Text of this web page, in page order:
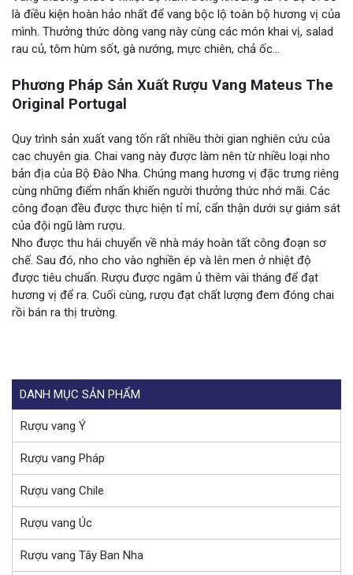
là điều kiện hoàn hảo nhất để vang bộc lộ toàn bộ hương vị của
mình. Thưởng thức dòng vang này cùng các món khai vị, salad
rau củ, tôm hùm sốt, gà nướng, mực chiên, chả ốc…
Phương Pháp Sản Xuất Rượu Vang Mateus The
Original Portugal
Quy trình sản xuất vang tốn rất nhiều thời gian nghiên cứu của
cac chuyên gia. Chai vang này được làm nên từ nhiều loại nho
bản địa của Bộ Đào Nha. Chúng mang hương vị đặc trưng riêng
cùng những điểm nhấn khiến người thưởng thức nhớ mãi. Các
công đoạn đều được thực hiện tỉ mỉ, cẩn thận dưới sự giám sát
của đội ngũ làm rượu.
Nho được thu hái chuyển về nhà máy hoàn tất công đoạn sơ
chế. Sau đó, nho cho vào nghiền ép và lên men ở nhiệt độ
được tiêu chuẩn. Rượu được ngâm ủ thêm vài tháng để đạt
hương vị để ra. Cuối cùng, rượu đạt chất lượng đem đóng chai
rồi bán ra thị trường.
DANH MỤC SẢN PHẨM
Rượu vang Ý
Rượu vang Pháp
Rượu vang Chile
Rượu vang Úc
Rượu vang Tây Ban Nha